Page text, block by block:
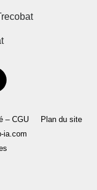
– CGU
Plan du site
ia.com